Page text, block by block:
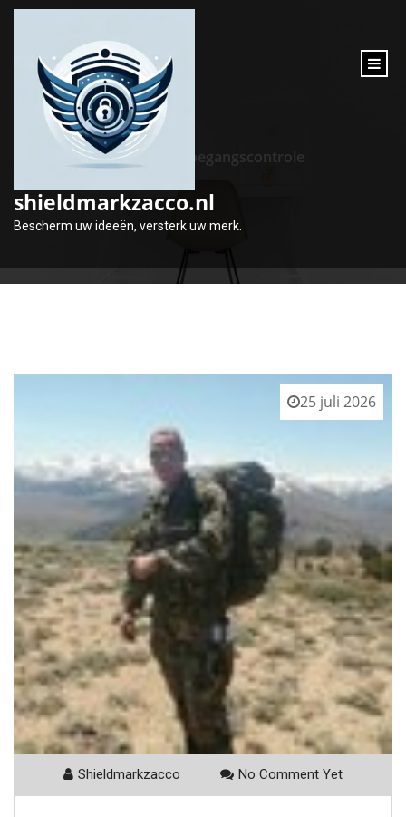
inhoud
shieldmarkzacco.nl
Bescherm uw ideeën, versterk uw merk.
Tag: toegangscontrole
25 juli 2026
Shieldmarkzacco No Comment Yet